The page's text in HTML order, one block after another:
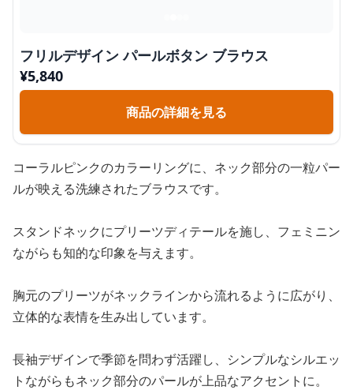
フリルデザイン パールボタン ブラウス
¥5,840
商品の詳細を見る
コーラルピンクのカラーリングに、ネック部分の一粒パー
ルが映える洗練されたブラウスです。
スタンドネックにプリーツディテールを施し、フェミニン
ながらも知的な印象を与えます。
胸元のプリーツがネックラインから流れるように広がり、
立体的な表情を生み出しています。
長袖デザインで季節を問わず活躍し、シンプルなシルエッ
トながらもネック部分のパールが上品なアクセントに。